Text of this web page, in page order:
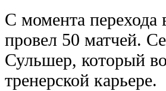
С момента перехода
провел 50 матчей.
Сульшер, который
тренерской карьере.